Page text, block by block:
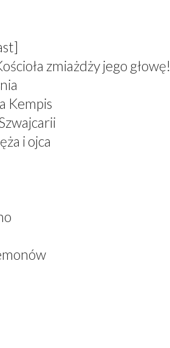
zmiażdży jego głowę!
Kempis
i ojca